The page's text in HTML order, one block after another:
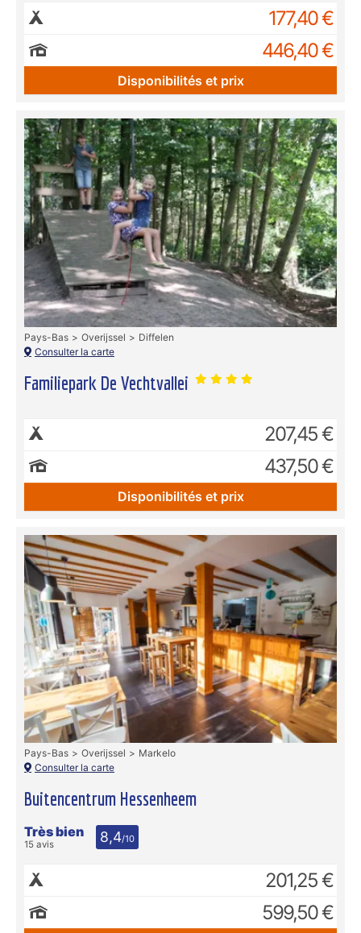
177,40 €
446,40 €
Disponibilités et prix
Familiepark De Vechtvallei
Pays-Bas Overijssel
Diffelen
Consulter la carte
207,45 €
437,50 €
Disponibilités et prix
Buitencentrum Hessenheem
Pays-Bas Overijssel
Markelo
Consulter la carte
Très bien
15 avis 8,4/10
201,25 €
599,50 €